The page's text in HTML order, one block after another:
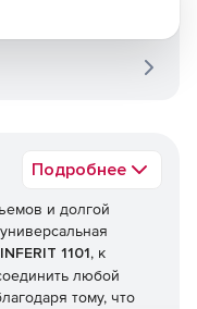
Подробнее
и долгой
INFERIT 1101, к
любой
тому, что